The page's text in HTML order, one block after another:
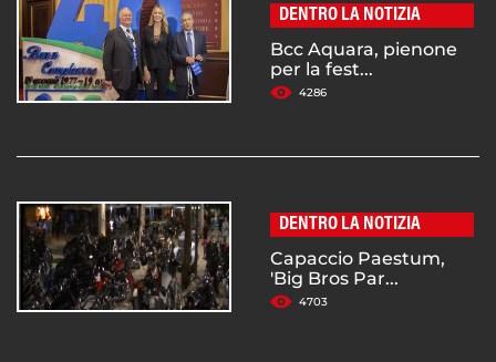
DENTRO LA NOTIZIA
Bcc Aquara, pienone
per la fest...
4286
DENTRO LA NOTIZIA
Capaccio Paestum,
'Big Bros Par...
4703